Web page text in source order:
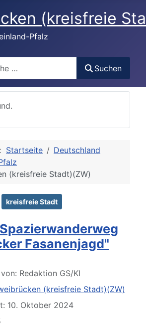
(kreisfreie
Pfalz
Suchen
Startseite
Deutschland
(kreisfreie Stadt)(ZW)
kreisfreie Stadt
Fasanenjagd"
Redaktion GS/KI
(kreisfreie Stadt)(ZW)
10. Oktober 2024